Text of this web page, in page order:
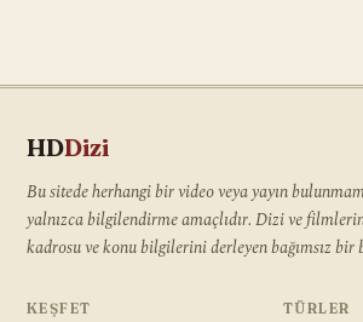
HDDizi
Bu sitede herhangi bir video veya yayın
yalnızca bilgilendirme amaçlıdır. Dizi ve
kadrosu ve konu bilgilerini derleyen bağımsız bir
KEŞFET TÜRLER